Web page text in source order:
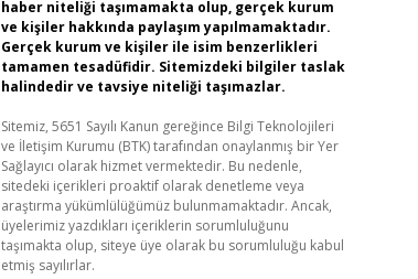
haber niteliği taşımamakta olup, gerçek kurum
ve kişiler hakkında paylaşım yapılmamaktadır.
Gerçek kurum ve kişiler ile isim benzerlikleri
tamamen tesadüfidir. Sitemizdeki bilgiler taslak
halindedir ve tavsiye niteliği taşımazlar.
Sitemiz, 5651 Sayılı Kanun gereğince Bilgi Teknolojileri
ve İletişim Kurumu (BTK) tarafından onaylanmış bir Yer
Sağlayıcı olarak hizmet vermektedir. Bu nedenle,
sitedeki içerikleri proaktif olarak denetleme veya
araştırma yükümlülüğümüz bulunmamaktadır. Ancak,
üyelerimiz yazdıkları içeriklerin sorumluluğunu
taşımakta olup, siteye üye olarak bu sorumluluğu kabul
etmiş sayılırlar.